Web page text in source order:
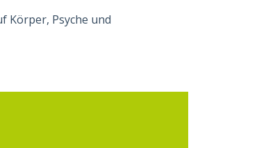
Körper, Psyche und